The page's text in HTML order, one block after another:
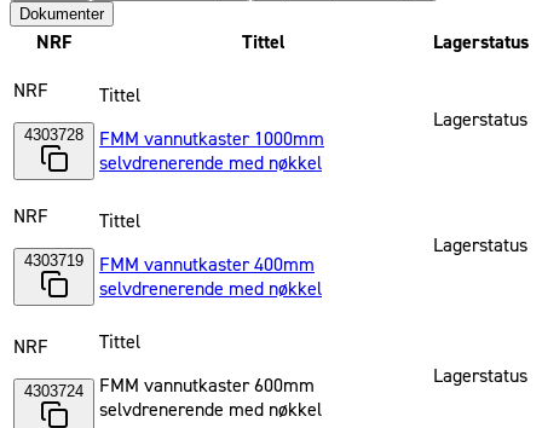
Dokumenter
NRF Tittel
Lagerstatus
NRF
4303728
Tittel
FMM vannutkaster 1000mm
selvdrenerende med nøkkel
Lagerstatus
NRF
4303719
Tittel
FMM vannutkaster 400mm
selvdrenerende med nøkkel
Lagerstatus
NRF
4303724
Tittel
FMM vannutkaster 600mm
selvdrenerende med nøkkel
Lagerstatus